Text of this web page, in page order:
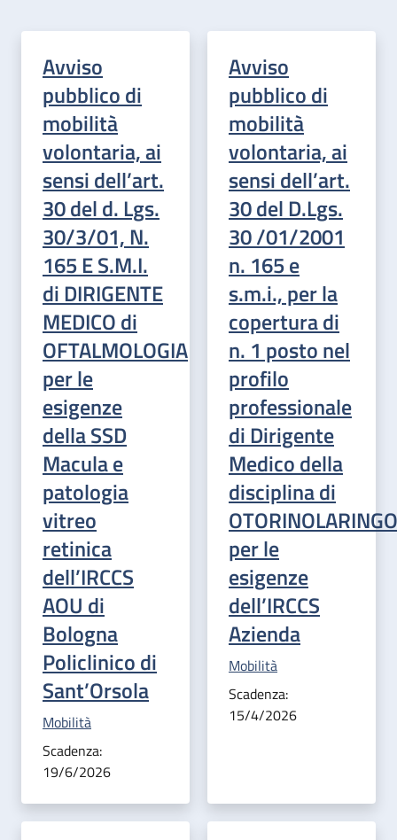
Avviso
pubblico di
mobilità
volontaria, ai
sensi dell’art.
30 del d. Lgs.
30/3/01, N.
165 E S.M.I.
di DIRIGENTE
MEDICO di
OFTALMOLOGIA
per le
esigenze
della SSD
Macula e
patologia
vitreo
retinica
dell’IRCCS
AOU di
Bologna
Policlinico di
Sant’Orsola
Categoria correlata:
Mobilità
Scadenza:
19/6/2026
Avviso
pubblico di
mobilità
volontaria, ai
sensi dell’art.
30 del D.Lgs.
30 /01/2001
n. 165 e
s.m.i., per la
copertura di
n. 1 posto nel
profilo
professionale
di Dirigente
Medico della
disciplina di
per le
esigenze
dell’IRCCS
Azienda
Categoria correlata:
Mobilità
Scadenza:
15/4/2026